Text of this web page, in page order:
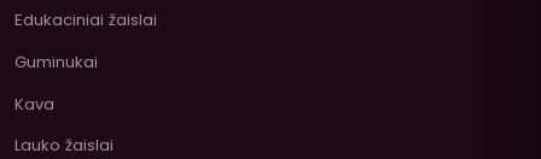
Edukaciniai žaislai
Guminukai
Kava
Lauko žaislai